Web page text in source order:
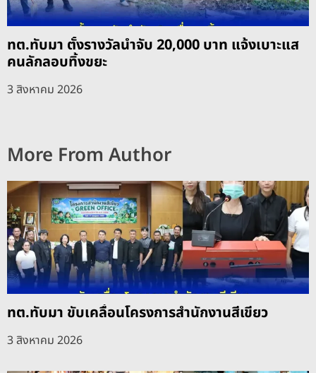
ทต.ทับมา ตั้งรางวัลนำจับ 20,000 บาท แจ้งเบาะแส
คนลักลอบทิ้งขยะ
3 สิงหาคม 2026
More From Author
ทต.ทับมา ขับเคลื่อนโครงการสำนักงานสีเขียว
3 สิงหาคม 2026